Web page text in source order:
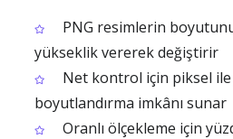
PNG resimlerin
yükseklik vererek değiştirir
Net kontrol için piksel
boyutlandırma imkânı sunar
Oranlı ölçekleme için